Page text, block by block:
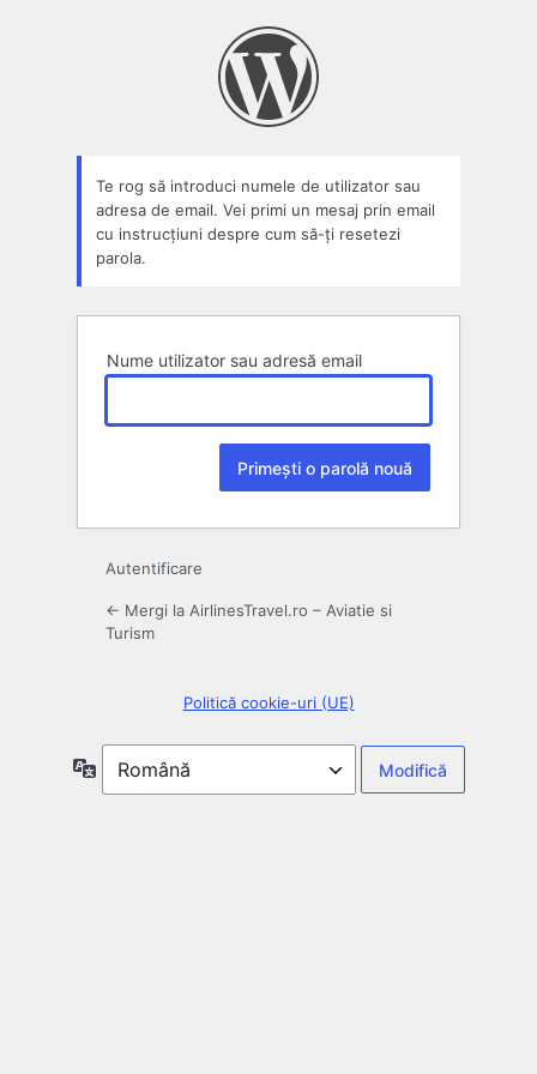
Te rog să introduci numele de utilizator sau
adresa de email. Vei primi un mesaj prin email
cu instrucțiuni despre cum să-ți resetezi
parola.
Nume utilizator sau adresă email
Autentificare
← Mergi la AirlinesTravel.ro – Aviatie si
Turism
Politică cookie-uri (UE)
Limbă